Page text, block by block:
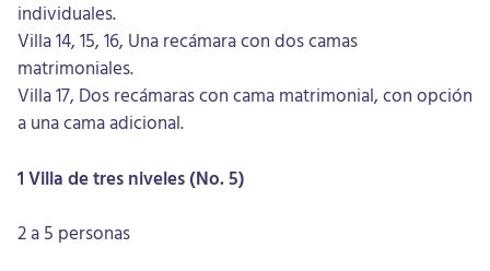
individuales.
Villa 14, 15, 16, Una recámara con dos camas
matrimoniales.
Villa 17, Dos recámaras con cama matrimonial, con opción
a una cama adicional.
1 Villa de tres niveles (No. 5)
2 a 5 personas